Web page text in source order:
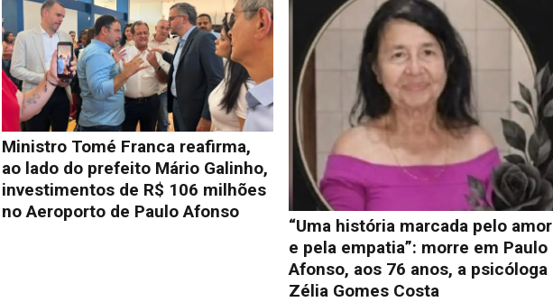
Ministro Tomé Franca reafirma,
ao lado do prefeito Mário Galinho,
investimentos de R$ 106 milhões
no Aeroporto de Paulo Afonso
“Uma história marcada pelo amor
e pela empatia”: morre em Paulo
Afonso, aos 76 anos, a psicóloga
Zélia Gomes Costa